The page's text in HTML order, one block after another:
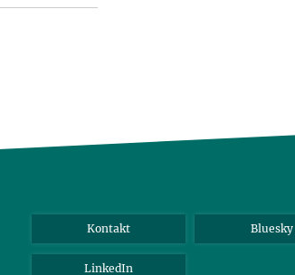
Kontakt Bluesky
LinkedIn